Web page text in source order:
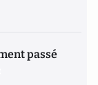
passé